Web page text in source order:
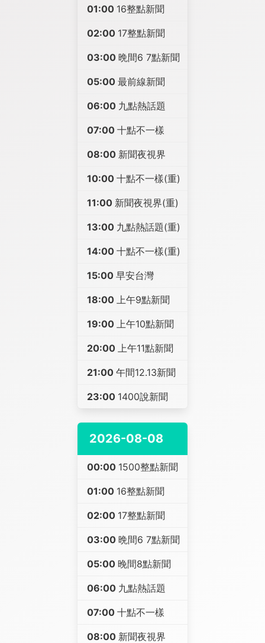
01:00 16整點新聞
02:00 17整點新聞
03:00 晩間6 7點新聞
05:00 最前線新聞
06:00 九點熱話題
07:00 十點不一樣
08:00 新聞夜視界
10:00 十點不一樣(重)
11:00 新聞夜視界(重)
13:00 九點熱話題(重)
14:00 十點不一樣(重)
15:00 早安台灣
18:00 上午9點新聞
19:00 上午10點新聞
20:00 上午11點新聞
21:00 午間12.13新聞
23:00 1400說新聞
2026-08-08
00:00 1500整點新聞
01:00 16整點新聞
02:00 17整點新聞
03:00 晩間6 7點新聞
05:00 晚間8點新聞
06:00 九點熱話題
07:00 十點不一樣
08:00 新聞夜視界